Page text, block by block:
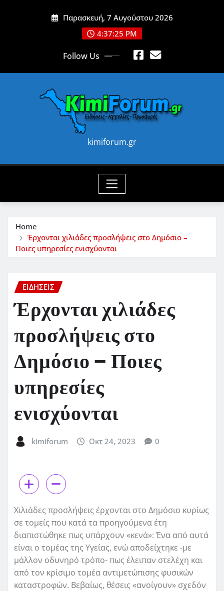
Παρασκευή, 7 Αυγούστου 2026
4:37:26 PM
Follow Us
kimiforum.gr
Home
Έρχονται χιλιάδες προσλήψεις στο Δημόσιο –
Ποιες υπηρεσίες ενισχύονται
ΕΙΔΗΣΕΙΣ
Έρχονται χιλιάδες
προσλήψεις στο
Δημόσιο – Ποιες
υπηρεσίες
ενισχύονται
kimiforum Οκτ 24, 2023 0
Χιλιάδες προσλήψεις έρχονται στο Δημόσιο κυρίως
σε τομείς που κατά τα προηγούμενα έτη
διαπιστώθηκε πως υπάρχουν «κενά»: Ένα από αυτά
είναι ο τομέας της Υγείας, ενώ αποδείχτηκε -με
μάλλον οδυνηρό τρόπο- πως έλειπαν στελέχη και
από τον κρίσιμο τομέα αντιμετώπισης φυσικών
καταστροφών. Βεβαίως, θέσεις «ανοίγουν» σχεδόν